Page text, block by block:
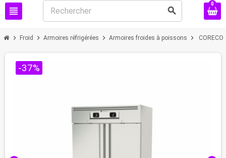
view_headline search
0
chevron_right Froid chevron_right Armoires réfrigérées chevron_right Armoires froides à poissons chevron_right
-37%